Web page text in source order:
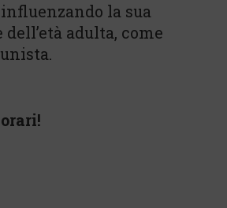
la sua
adulta, come